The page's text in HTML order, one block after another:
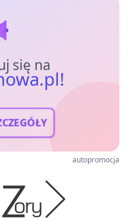
się na
autopromocja